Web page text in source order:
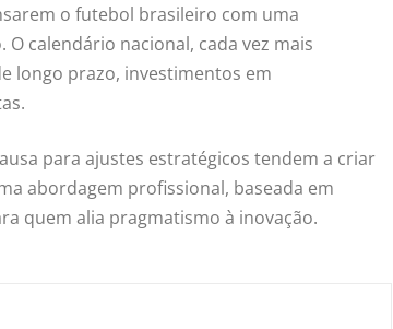
o futebol brasileiro com uma
calendário nacional, cada vez mais
longo prazo, investimentos em
para ajustes estratégicos tendem a criar
abordagem profissional, baseada em
quem alia pragmatismo à inovação.